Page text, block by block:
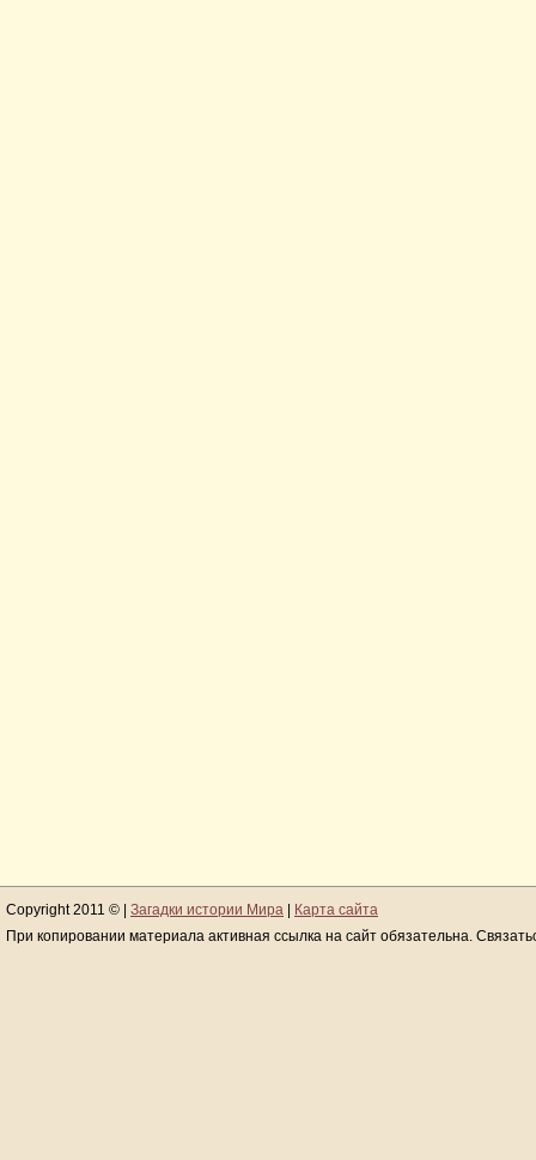
Copyright 2011 © | Загадки истории Мира
Карта сайта
При копировании материала активная ссылка на сайт обязательна.